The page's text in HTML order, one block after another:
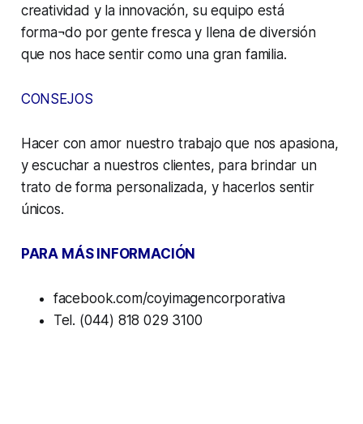
creatividad y la innovación, su equipo está
forma¬do por gente fresca y llena de diversión
que nos hace sentir como una gran familia.
CONSEJOS
Hacer con amor nuestro trabajo que nos apasiona,
y escuchar a nuestros clientes, para brindar un
trato de forma personalizada, y hacerlos sentir
únicos.
PARA MÁS INFORMACIÓN
facebook.com/coyimagencorporativa
Tel. (044) 818 029 3100